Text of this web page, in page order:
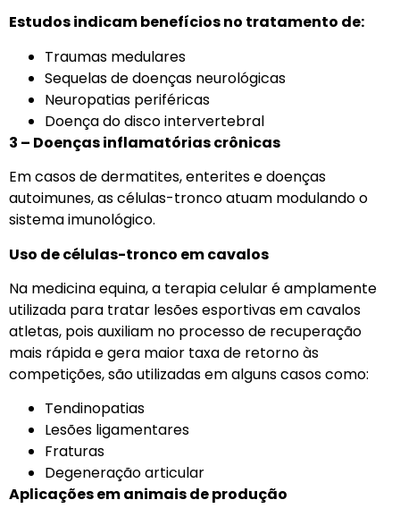
Estudos indicam benefícios no tratamento de:
Traumas medulares
Sequelas de doenças neurológicas
Neuropatias periféricas
Doença do disco intervertebral
3 – Doenças inflamatórias crônicas
Em casos de dermatites, enterites e doenças
autoimunes, as células-tronco atuam modulando o
sistema imunológico.
Uso de células-tronco em cavalos
Na medicina equina, a terapia celular é amplamente
utilizada para tratar lesões esportivas em cavalos
atletas, pois auxiliam no processo de recuperação
mais rápida e gera maior taxa de retorno às
competições, são utilizadas em alguns casos como:
Tendinopatias
Lesões ligamentares
Fraturas
Degeneração articular
Aplicações em animais de produção